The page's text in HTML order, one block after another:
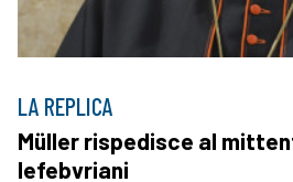
LA REPLICA
Müller rispedisce al
lefebvriani